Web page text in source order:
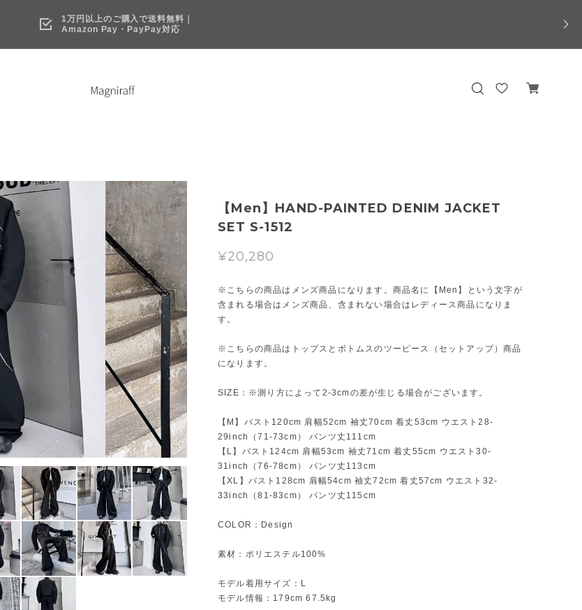
1万円以上のご購入で送料無料｜
Amazon Pay・PayPay対応
【Men】HAND-PAINTED DENIM JACKET
SET S-1512
¥20,280
※こちらの商品はメンズ商品になります。商品名に【Men】という文字が
含まれる場合はメンズ商品、含まれない場合はレディース商品になりま
す。
※こちらの商品はトップスとボトムスのツーピース（セットアップ）商品
になります。
SIZE：※測り方によって2-3cmの差が生じる場合がございます。
【M】バスト120cm 肩幅52cm 袖丈70cm 着丈53cm ウエスト28-
29inch（71-73cm） パンツ丈111cm
【L】バスト124cm 肩幅53cm 袖丈71cm 着丈55cm ウエスト30-
31inch（76-78cm） パンツ丈113cm
【XL】バスト128cm 肩幅54cm 袖丈72cm 着丈57cm ウエスト32-
33inch（81-83cm） パンツ丈115cm
COLOR：Design
素材：ポリエステル100%
モデル着用サイズ：L
モデル情報：179cm 67.5kg